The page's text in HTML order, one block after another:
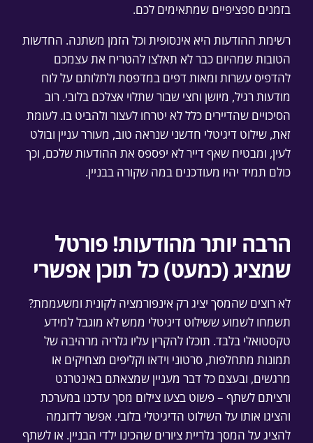
בזמנים ספציפיים שמתאימים לכם.
רשימת ההודעות היא אינסופית וכל הזמן משתנה. החדשות
הטובות שמהיום כבר לא תאלצו להטריח את עצמכם
להדפיס עשרות ומאות דפים במדפסת ולתלותם על לוח
מודעות רגיל, מיושן וחצי שבור שתלוי אצלכם בלובי. רוב
הסיכויים שהדיירים כלל לא יטרחו לעצור ולהביט בו. לעומת
זאת, שילוט דיגיטלי חדשני שנראה טוב, מעורר עניין ובולט
לעין, ומבטיח שאף דייר לא יפספס את ההודעות שלכם, וכך
כולם תמיד יהיו מעודכנים במה שקורה בבניין.
הרבה יותר מהודעות! פורטל
שמציג (כמעט) כל תוכן אפשרי
לא רוצים שהמסך יציג רק אינפורמציה לקונית ומשעממת?
תשמחו לשמוע ששילוט דיגיטלי ממש לא מוגבל למידע
טקסטואלי בלבד. תוכלו להקרין עליו גלריה מרהיבה של
תמונות מתחלפות, סרטוני וידאו וקליפים מצחיקים או
מרגשים, ובעצם כל דבר מעניין שמצאתם באינטרנט
ורציתם לשתף – פשוט בצעו צילום מסך עדכנו במערכת
והציגו אותו על השילוט הדיגיטלי בלובי. אפשר לדוגמה
להציג על המסך גלריית ציורים שהכינו ילדי הבניין. או לשתף